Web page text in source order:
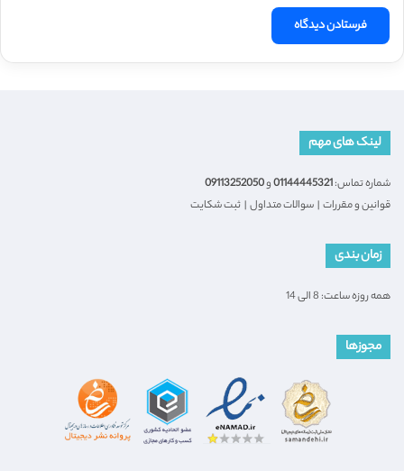
لینک های مهم
شماره تماس:01144445321و09113252050
قوانین و مقررات | سوالات متداول | ثبت شکایت
زمان بندی
همه روزه ساعت: 8 الی 14
مجوزها